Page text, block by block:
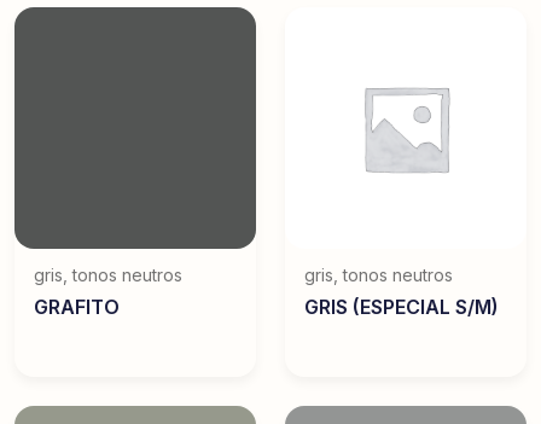
gris ,tonos neutros
GRAFITO
gris ,tonos neutros
GRIS (ESPECIAL S/M)